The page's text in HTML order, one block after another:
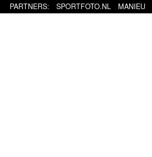
PARTNERS: SPORTFOTO.NL MANIEU